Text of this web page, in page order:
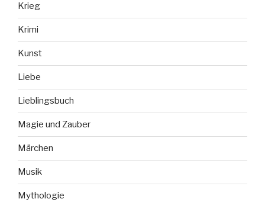
Krieg
Krimi
Kunst
Liebe
Lieblingsbuch
Magie und Zauber
Märchen
Musik
Mythologie